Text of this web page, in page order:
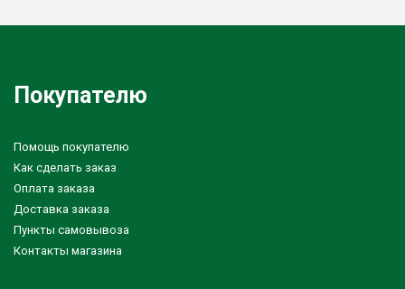
Покупателю
Помощь покупателю
Как сделать заказ
Оплата заказа
Доставка заказа
Пункты самовывоза
Контакты магазина